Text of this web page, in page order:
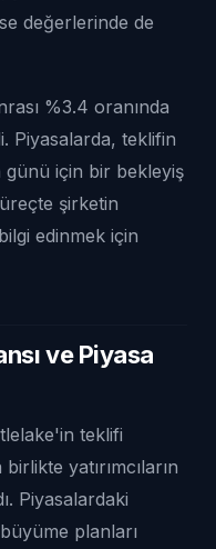
değerlerinde de
%3.4 oranında
Piyasalarda, teklifin
günü için bir bekleyiş
şirketin
edinmek için
ve Piyasa
teklifi
yatırımcıların
Piyasalardaki
planları